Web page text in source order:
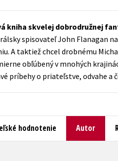
Ezoterika a duchovný svet
História a military
Hobby
Humanitné a spoločenské vedy
kniha skvelej dobrodružnej
spisovateľ John Flanagan
A taktiež chcel drobnému
obľúbený v mnohých
príbehy o priateľstve, odvahe a
hodnotenie Autor